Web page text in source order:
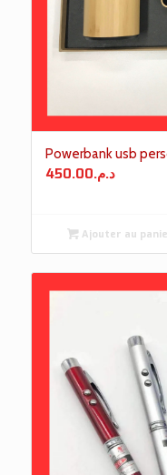
Powerbank usb
د.م.450.00
Ajouter au